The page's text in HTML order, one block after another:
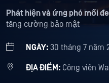
Phát hiện và ứng phó mối
tăng cường bảo mật
NGÀY: 30 tháng 7 năm
ĐỊA ĐIỂM: Công viên